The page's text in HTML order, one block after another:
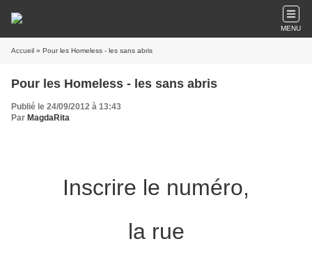
MENU
Accueil » Pour les Homeless - les sans abris
Pour les Homeless - les sans abris
Publié le 24/09/2012 à 13:43
Par MagdaRita
Inscrire le numéro,
la rue